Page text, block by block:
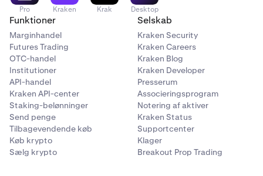
Pro Kraken Krak Desktop
Funktioner
Marginhandel
Futures Trading
OTC-handel
Institutioner
API-handel
Kraken API-center
Staking-belønninger
Send penge
Tilbagevendende køb
Køb krypto
Sælg krypto
Selskab
Kraken Security
Kraken Careers
Kraken Blog
Kraken Developer
Presserum
Associeringsprogram
Notering af aktiver
Kraken Status
Supportcenter
Klager
Breakout Prop Trading